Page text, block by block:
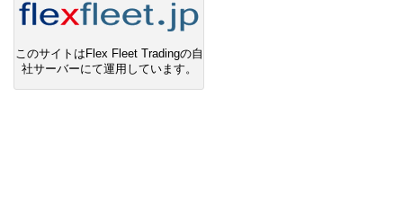
このサイトはFlex Fleet Tradingの自
社サーバーにて運用しています。